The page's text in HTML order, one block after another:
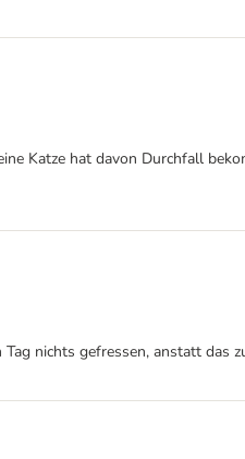
Katze hat davon Durchfall
nichts gefressen, anstatt das